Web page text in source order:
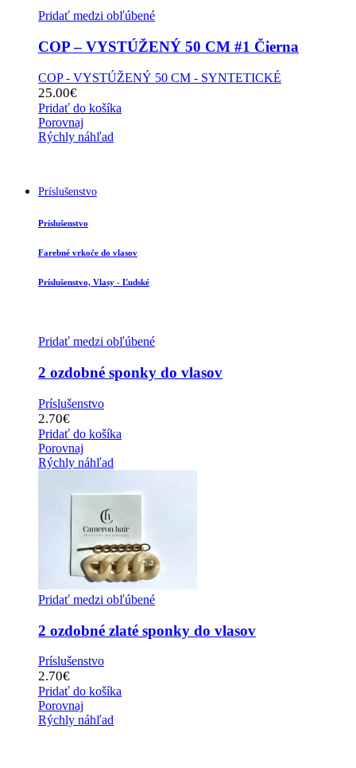
Pridať medzi obľúbené
COP – VYSTÚŽENÝ 50 CM #1 Čierna
COP - VYSTÚŽENÝ 50 CM - SYNTETICKÉ
25.00€
Pridať do košíka
Porovnaj
Rýchly náhľad
Príslušenstvo
Príslušenstvo
Farebné vrkoče do vlasov
Príslušenstvo, Vlasy - Ľudské
Pridať medzi obľúbené
2 ozdobné sponky do vlasov
Príslušenstvo
2.70€
Pridať do košíka
Porovnaj
Rýchly náhľad
Pridať medzi obľúbené
2 ozdobné zlaté sponky do vlasov
Príslušenstvo
2.70€
Pridať do košíka
Porovnaj
Rýchly náhľad